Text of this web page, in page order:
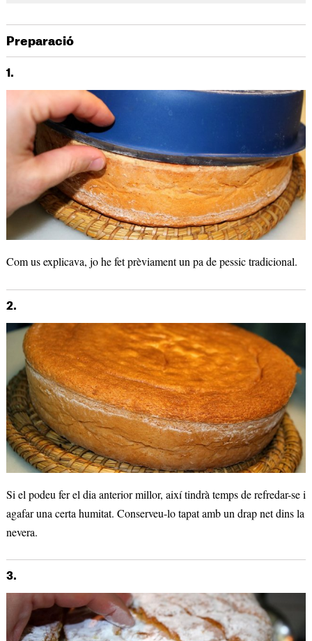
Preparació
1.
Com us explicava, jo he fet prèviament un pa de pessic tradicional.
2.
Si el podeu fer el dia anterior millor, així tindrà temps de refredar-se i
agafar una certa humitat. Conserveu-lo tapat amb un drap net dins la
nevera.
3.